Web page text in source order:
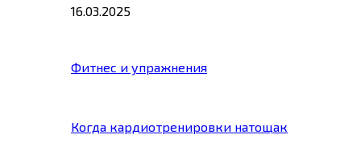
16.03.2025
Фитнес и упражнения
Когда кардиотренировки натощак